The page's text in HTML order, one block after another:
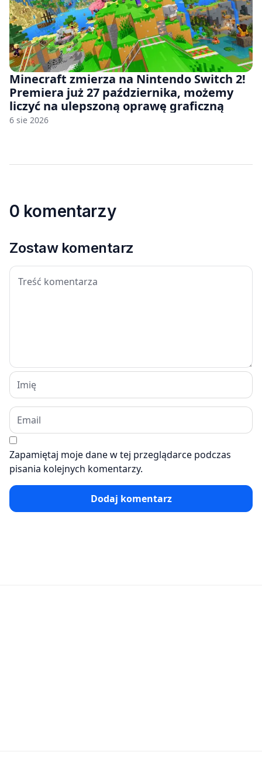
Minecraft zmierza na Nintendo Switch 2!
Premiera już 27 października, możemy
liczyć na ulepszoną oprawę graficzną
6 sie 2026
0 komentarzy
Zostaw komentarz
Zapamiętaj moje dane w tej przeglądarce podczas
pisania kolejnych komentarzy.
Dodaj komentarz